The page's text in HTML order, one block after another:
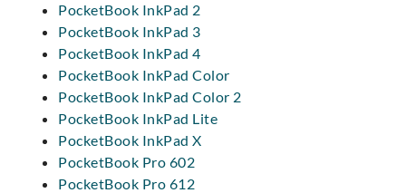
PocketBook InkPad 2
PocketBook InkPad 3
PocketBook InkPad 4
PocketBook InkPad Color
PocketBook InkPad Color 2
PocketBook InkPad Lite
PocketBook InkPad X
PocketBook Pro 602
PocketBook Pro 612